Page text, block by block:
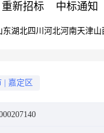
重新招标 中标通知
东湖北四川 河北河南天津山
嘉定区